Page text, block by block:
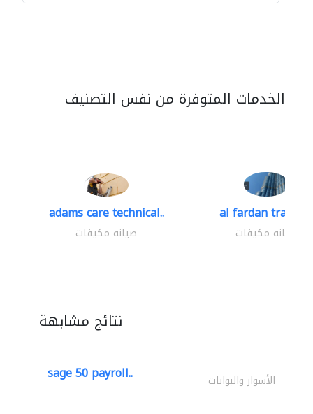
الخدمات المتوفرة من نفس التصنيف
adams care technical..
صيانة مكيفات
al fardan trading..
صيانة مكيفات
نتائج مشابهة
sage 50 payroll.. الأسوار والبوابات